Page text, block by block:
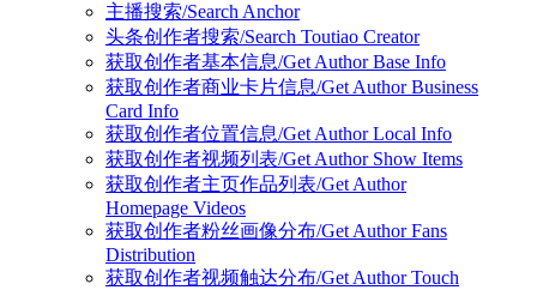
主播搜索/Search Anchor
头条创作者搜索/Search Toutiao Creator
获取创作者基本信息/Get Author Base Info
获取创作者商业卡片信息/Get Author Business
Card Info
获取创作者位置信息/Get Author Local Info
获取创作者视频列表/Get Author Show Items
获取创作者主页作品列表/Get Author
Homepage Videos
获取创作者粉丝画像分布/Get Author Fans
Distribution
获取创作者视频触达分布/Get Author Touch